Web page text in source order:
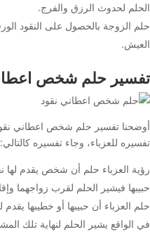
الحلم لحدوث الرزق والفرج.
حلم الزوجة بالحصول على النقود
العيش.
تفسير حلم شخص
أوضحنا تفسير حلم شخص اعطاني
تفسيره للعزباء، وجاء تفسيره كالتالي:
رؤية العزباء حلم أن شخص يقدم
حبيبها فيشير الحلم لقرب زواجهما
حلم العزباء أن حبيبها أو خطيبها
في الواقع يشير الحلم لنهاية تلك